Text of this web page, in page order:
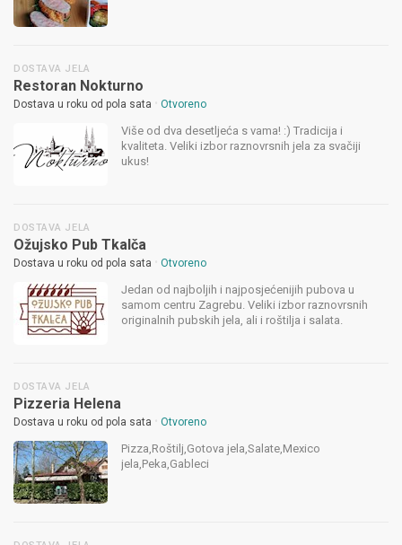
DOSTAVA JELA
Restoran Nokturno
Dostava u roku od pola sata Otvoreno
Više od dva desetljeća s vama! :) Tradicija i
kvaliteta. Veliki izbor raznovrsnih jela za svačiji
ukus!
DOSTAVA JELA
Ožujsko Pub Tkalča
Dostava u roku od pola sata Otvoreno
Jedan od najboljih i najposjećenijih pubova u
samom centru Zagrebu. Veliki izbor raznovrsnih
originalnih pubskih jela, ali i roštilja i salata.
DOSTAVA JELA
Pizzeria Helena
Dostava u roku od pola sata Otvoreno
Pizza,Roštilj,Gotova jela,Salate,Mexico
jela,Peka,Gableci